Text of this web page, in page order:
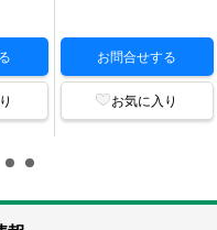
お問合せする
お気に入り